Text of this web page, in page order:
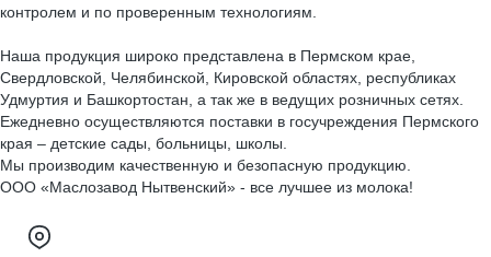
контролем и по проверенным технологиям.
Наша продукция широко представлена в Пермском крае,
Свердловской, Челябинской, Кировской областях, республиках
Удмуртия и Башкортостан, а так же в ведущих розничных сетях.
Ежедневно осуществляются поставки в госучреждения Пермского
края – детские сады, больницы, школы.
Мы производим качественную и безопасную продукцию.
ООО «Маслозавод Нытвенский» - все лучшее из молока!